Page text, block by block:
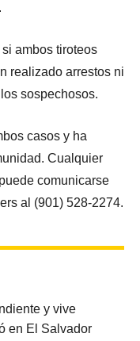
ambos tiroteos
realizado arrestos ni
sospechosos.
casos y ha
Cualquier
comunicarse
al (901) 528-2274.
y vive
en El Salvador